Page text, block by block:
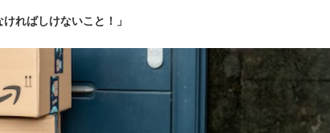
ればしけないこと！」